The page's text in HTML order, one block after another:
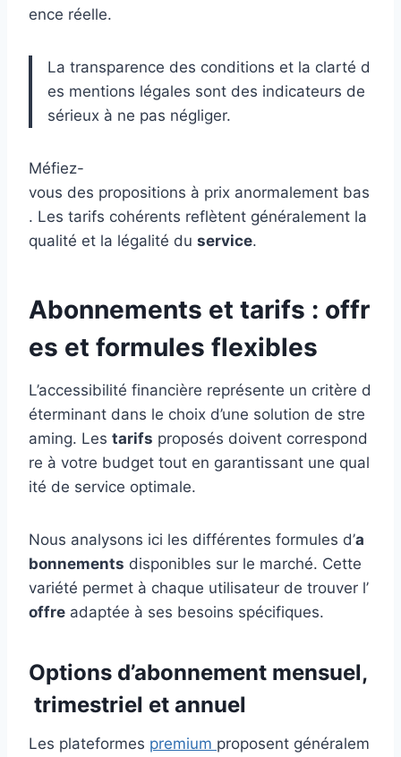
ence réelle.
La transparence des conditions et la clarté d
es mentions légales sont des indicateurs de
sérieux à ne pas négliger.
Méfiez-
vous des propositions à prix anormalement bas
. Les tarifs cohérents reflètent généralement la
qualité et la légalité du service.
Abonnements et tarifs : offr
es et formules flexibles
L’accessibilité financière représente un critère d
éterminant dans le choix d’une solution de stre
aming. Les tarifs proposés doivent correspond
re à votre budget tout en garantissant une qual
ité de service optimale.
Nous analysons ici les différentes formules d’a
bonnements disponibles sur le marché. Cette
variété permet à chaque utilisateur de trouver l’
offre adaptée à ses besoins spécifiques.
Options d’abonnement mensuel,
trimestriel et annuel
Les plateformes premium proposent généralem